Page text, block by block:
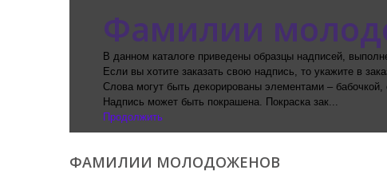
Фамилии
В данном каталоге приведены образцы надписей,
Если вы хотите заказать свою надпись, то укажите в
Слова могут быть декорированы элементами – бабочкой,
Надпись может быть покрашена. Покраска зак...
Продолжить
ФАМИЛИИ МОЛОДОЖЕНОВ